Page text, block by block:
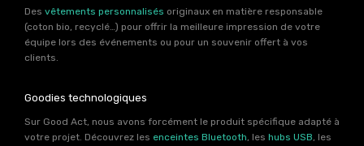
Des vêtements personnalisés originaux en matière responsable
(coton bio, recyclé…) pour offrir la meilleure impression de votre
équipe lors des événements ou pour un souvenir offert à vos
clients.
Goodies technologiques
Sur Good Act, nous avons forcément le produit spécifique adapté à
votre projet. Découvrez les enceintes Bluetooth, les hubs USB, les